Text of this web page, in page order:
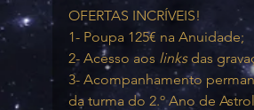
OFERTAS INCRÍVEIS!
1- Poupa 125€ na Anuidade;
2- Acesso aos links das
3- Acompanhamento
da turma do 2.º Ano de